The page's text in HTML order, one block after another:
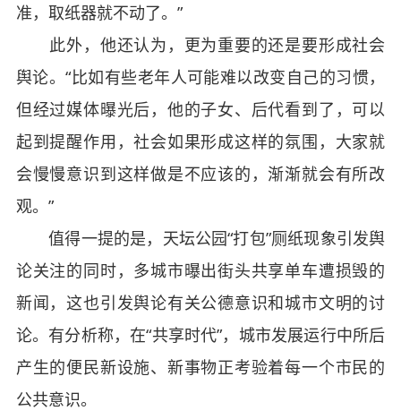
准，取纸器就不动了。”
此外，他还认为，更为重要的还是要形成社会
舆论。“比如有些老年人可能难以改变自己的习惯，
但经过媒体曝光后，他的子女、后代看到了，可以
起到提醒作用，社会如果形成这样的氛围，大家就
会慢慢意识到这样做是不应该的，渐渐就会有所改
观。”
值得一提的是，天坛公园“打包”厕纸现象引发舆
论关注的同时，多城市曝出街头共享单车遭损毁的
新闻，这也引发舆论有关公德意识和城市文明的讨
论。有分析称，在“共享时代”，城市发展运行中所后
产生的便民新设施、新事物正考验着每一个市民的
公共意识。